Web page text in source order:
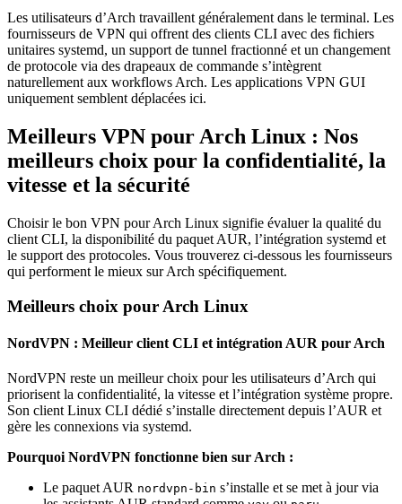
Les utilisateurs d’Arch travaillent généralement dans le terminal. Les
fournisseurs de VPN qui offrent des clients CLI avec des fichiers
unitaires systemd, un support de tunnel fractionné et un changement
de protocole via des drapeaux de commande s’intègrent
naturellement aux workflows Arch. Les applications VPN GUI
uniquement semblent déplacées ici.
Meilleurs VPN pour Arch Linux : Nos
meilleurs choix pour la confidentialité, la
vitesse et la sécurité
Choisir le bon VPN pour Arch Linux signifie évaluer la qualité du
client CLI, la disponibilité du paquet AUR, l’intégration systemd et
le support des protocoles. Vous trouverez ci-dessous les fournisseurs
qui performent le mieux sur Arch spécifiquement.
Meilleurs choix pour Arch Linux
NordVPN : Meilleur client CLI et intégration AUR pour Arch
NordVPN reste un meilleur choix pour les utilisateurs d’Arch qui
priorisent la confidentialité, la vitesse et l’intégration système propre.
Son client Linux CLI dédié s’installe directement depuis l’AUR et
gère les connexions via systemd.
Pourquoi NordVPN fonctionne bien sur Arch :
Le paquet AUR nordvpn-bin s’installe et se met à jour via